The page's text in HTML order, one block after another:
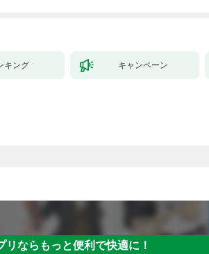
キング キャンペーン
リならもっと便利で快適に！